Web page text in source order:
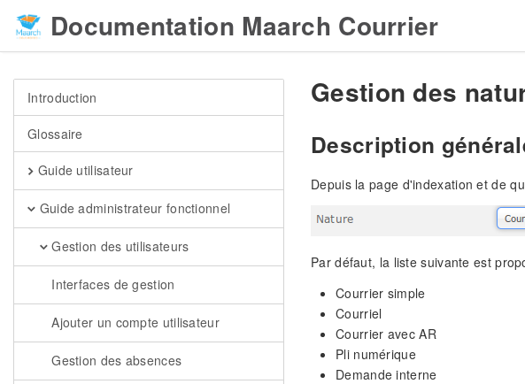
Documentation Maarch Courrier
Introduction
Glossaire
Guide utilisateur
Guide administrateur fonctionnel
Gestion des utilisateurs
Interfaces de gestion
Ajouter un compte utilisateur
Gestion des absences
Gestion des
Description
Depuis la page d'indexation et de
Par défaut, la liste suivante est
Courrier simple
Courriel
Courrier avec AR
Pli numérique
Demande interne